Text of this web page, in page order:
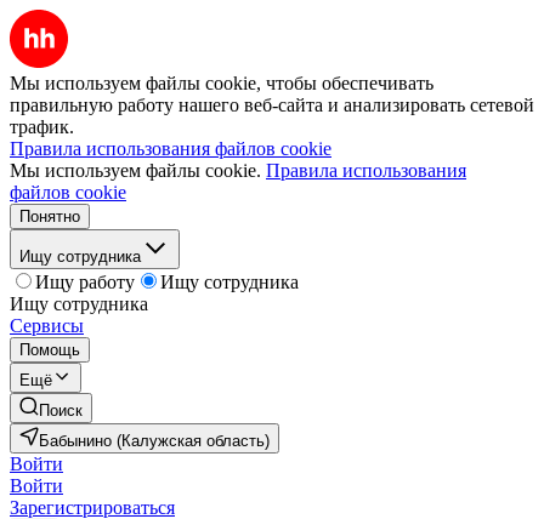
Мы используем файлы cookie, чтобы обеспечивать
правильную работу нашего веб-сайта и анализировать сетевой
трафик.
Правила использования файлов cookie
Мы используем файлы cookie. Правила использования
файлов cookie
Понятно
Ищу сотрудника
Ищу работу
Ищу сотрудника
Ищу сотрудника
Сервисы
Помощь
Ещё
Поиск
Бабынино (Калужская область)
Войти
Войти
Зарегистрироваться